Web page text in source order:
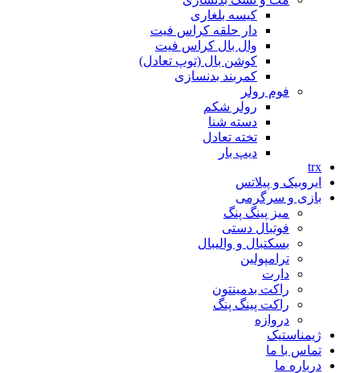
کیسه بلغاری
دار حلقه کراس فیت
وال بال کراس فیت
کوشن بال (توپ تعادل)
کمربند بدنسازی
فوم رولر
رولر شکم
دسته شنا
تخته تعادل
دیپ بار
trx
ایروبیک و پیلاتس
بازی و سرگرمی
میز پینگ پنگ
فوتبال دستی
بسکتبال و والیبال
ترامپولین
دارت
راکت بدمینتون
راکت پینگ پنگ
دروازه
ژیمناستیک
تماس با ما
درباره ما